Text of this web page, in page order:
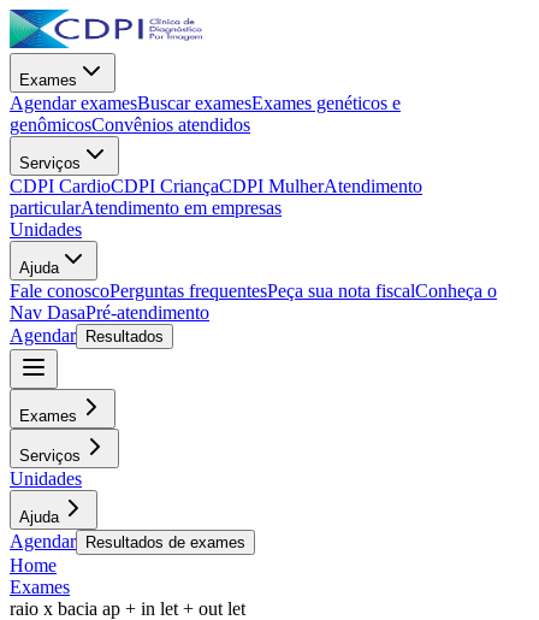
Exames
Agendar examesBuscar examesExames genéticos e
genômicosConvênios atendidos
Serviços
CDPI CardioCDPI CriançaCDPI MulherAtendimento
particularAtendimento em empresas
Unidades
Ajuda
Fale conoscoPerguntas frequentesPeça sua nota fiscalConheça o
Nav DasaPré-atendimento
Agendar
Resultados
Exames
Serviços
Unidades
Ajuda
Agendar Resultados de exames
Home
Exames
raio x bacia ap + in let + out let